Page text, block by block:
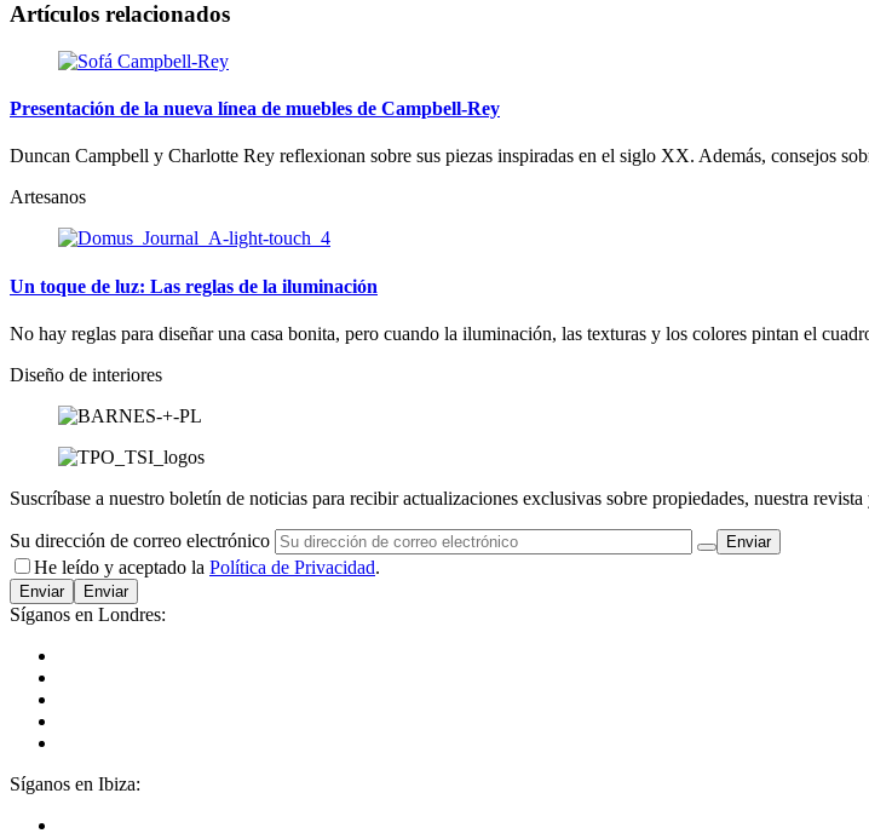
Artículos relacionados
Presentación de la nueva línea de muebles de Campbell-Rey
Duncan Campbell y Charlotte Rey reflexionan sobre sus piezas inspiradas en el siglo XX. Además, consejos
Artesanos
Un toque de luz: Las reglas de la iluminación
No hay reglas para diseñar una casa bonita, pero cuando la iluminación, las texturas y los colores pintan el
Diseño de interiores
Suscríbase a nuestro boletín de noticias para recibir actualizaciones exclusivas sobre propiedades, nuestra
Su dirección de correo electrónico
He leído y aceptado la Política de Privacidad.
Enviar
Síganos en Londres:
Síganos en Ibiza: